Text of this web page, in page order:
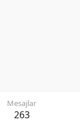
Mesajlar
263